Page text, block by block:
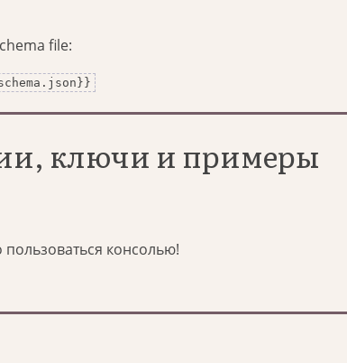
file:
ключи и примеры
консолью!